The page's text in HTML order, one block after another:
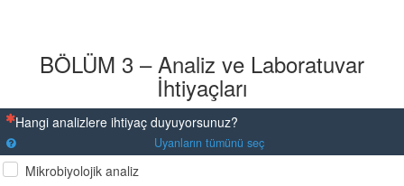
BÖLÜM 3 – Analiz ve Laboratuvar
İhtiyaçları
(Bu sorunun yanıtlanması zorunludur)
Hangi analizlere ihtiyaç duyuyorsunuz?
Uyanların tümünü seç
Mikrobiyolojik analiz